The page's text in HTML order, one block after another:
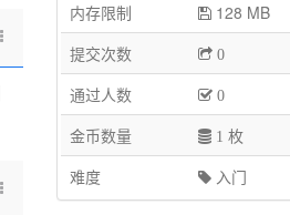
内存限制
128 MB
提交次数
0
通过人数 0
金币数量 1 枚
难度 入门